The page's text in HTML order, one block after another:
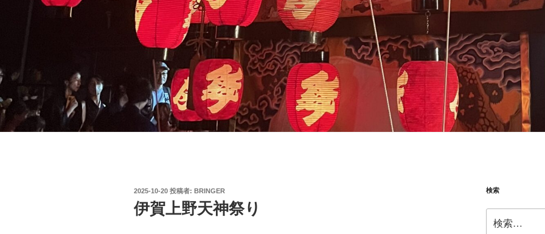
投
稿
日:
2025-10-20 投稿者: BRINGER
伊賀上野天神祭り
検索
索: